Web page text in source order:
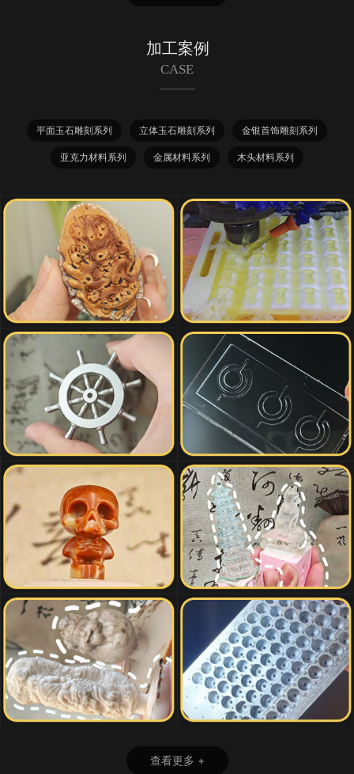
加工案例
CASE
平面玉石雕刻系列 立体玉石雕刻系列 金银首饰雕刻系列
亚克力材料系列 金属材料系列 木头材料系列
查看更多 +